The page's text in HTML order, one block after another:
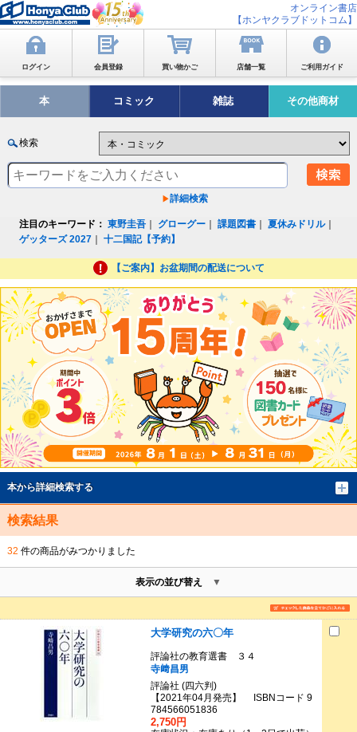
オンライン書店
【ホンヤクラブドットコム】
ログイン 会員登録 買い物かご 店舗一覧 ご利用ガイド
本 コミック 雑誌 その他商材
検索
詳細検索
注目のキーワード： 東野圭吾 グローグー ｜課題図書 ｜夏休みドリル｜
ゲッターズ 2027 ｜十二国記【予約】
【ご案内】お盆期間の配送について
本から詳細検索する
検索結果
32 件の商品がみつかりました
表示の並び替え
大学研究の六〇年
評論社の教育選書 ３４
寺﨑昌男
評論社 (四六判)
【2021年04月発売】 ISBNコード 9
784566051836
2,750円